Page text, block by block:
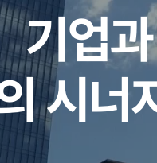
오시는길
채용대행
기업
시너